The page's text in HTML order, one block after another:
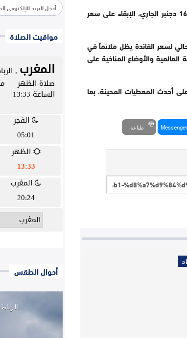
قرر مجلس بنك المغرب، خلال اجتماعه الفصلي الأخير برسم سنة 2025 المنعقد اليوم الثلاثاء 16 دجنبر الجاري، الإبقاء على سعر
لسعر الفائدة يظل ملائماً في
والأوضاع المناخية على
أحدث المعطيات المحينة، بما
Messenger طباعة
مواقيت الصلاة
أحوال الطقس
الرباط